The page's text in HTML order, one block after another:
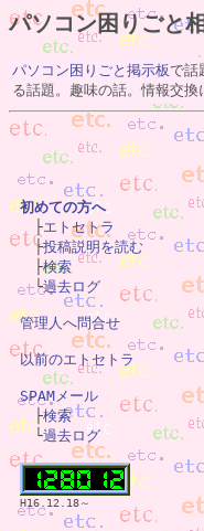
パソコン困りごと
パソコン困りごと掲示板で話
る話題。趣味の話。情報交換
初めての方へ
├エトセトラ
├投稿説明を読む
├検索
└過去ログ
管理人へ問合せ
以前のエトセトラ
SPAMメール
├検索
└過去ログ
H16.12.18～